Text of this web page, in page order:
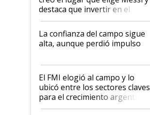
destaca que invertir en el
kirchnerismo era como "darle
plata a un hijo para droga":
Juan Félix Rossetti, el libertario
que de una dura crisis salió
de Milei
La confianza del campo sigue
alta, aunque perdió impulso
El FMI elogió al campo y lo
ubicó entre los sectores claves
para el crecimiento argentino